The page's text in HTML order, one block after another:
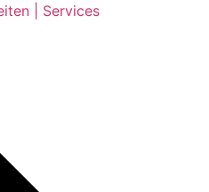
| Services